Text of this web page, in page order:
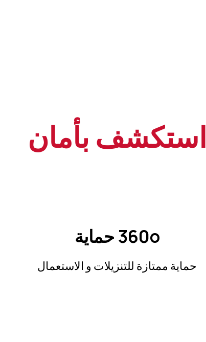
استكشف بأمان
360º حماية
حماية ممتازة للتنزيلات و الاستعمال